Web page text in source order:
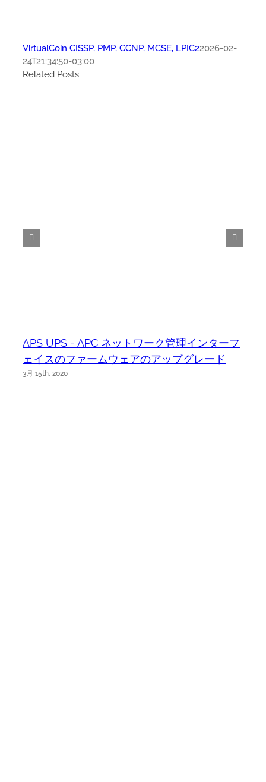
VirtualCoin CISSP, PMP, CCNP, MCSE, LPIC22026-02-
24T21:34:50-03:00
Related Posts
APS UPS - APC ネットワーク管理インターフ
ェイスのファームウェアのアップグレード
3月 15th, 2020